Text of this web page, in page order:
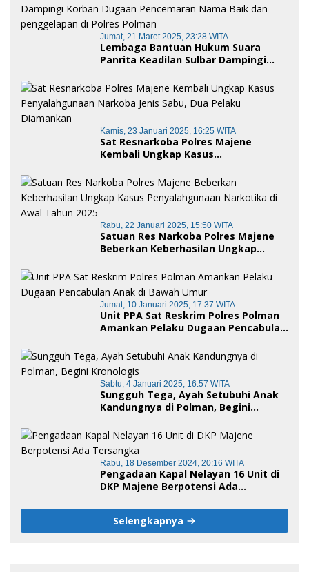
Jumat, 21 Maret 2025, 23:28 WITA
Lembaga Bantuan Hukum Suara
Panrita Keadilan Sulbar Dampingi
Baik dan penggelapan di Polres
Polman
Kamis, 23 Januari 2025, 16:25 WITA
Sat Resnarkoba Polres Majene
Kembali Ungkap Kasus
Dua Pelaku Diamankan
Rabu, 22 Januari 2025, 15:50 WITA
Satuan Res Narkoba Polres Majene
Beberkan Keberhasilan Ungkap
Awal Tahun 2025
Jumat, 10 Januari 2025, 17:37 WITA
Unit PPA Sat Reskrim Polres Polman
Amankan Pelaku Dugaan Pencabulan
Sabtu, 4 Januari 2025, 16:57 WITA
Sungguh Tega, Ayah Setubuhi Anak
Kandungnya di Polman, Begini
Rabu, 18 Desember 2024, 20:16 WITA
Pengadaan Kapal Nelayan 16 Unit di
DKP Majene Berpotensi Ada
Selengkapnya